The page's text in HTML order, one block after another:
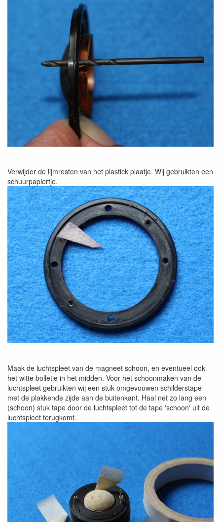
Verwijder de lijmresten van het plastick plaatje. Wij gebruikten een
schuurpapiertje.
Maak de luchtspleet van de magneet schoon, en eventueel ook
het witte bolletje in het midden. Voor het schoonmaken van de
luchtspleet gebruikten wij een stuk omgevouwen schilderstape
met de plakkende zijde aan de buitenkant. Haal net zo lang een
(schoon) stuk tape door de luchtspleet tot de tape 'schoon' uit de
luchtspleet terugkomt.